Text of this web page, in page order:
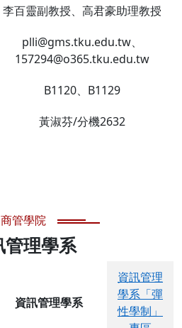
李百靈副教授、高君豪助理教授
plli@gms.tku.edu.tw、
157294@o365.tku.edu.tw
B1120、B1129
黃淑芬/分機2632
商管學院
管理學系
資訊管理學系
資訊管理
學系「彈
性學制」